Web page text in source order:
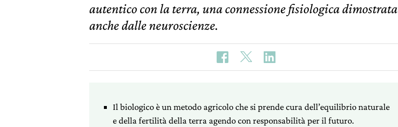
autentico con la terra, una connessione fisiologica dimostrata
anche dalle neuroscienze.
Il biologico è un metodo agricolo che si prende cura dell’equilibrio naturale
e della fertilità della terra agendo con responsabilità per il futuro.